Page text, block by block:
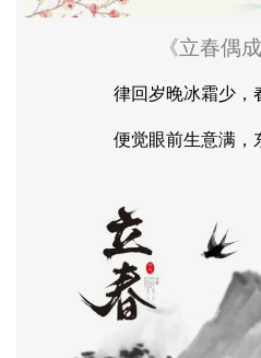
《立春偶
律回岁晚冰霜少，
便觉眼前生意满，